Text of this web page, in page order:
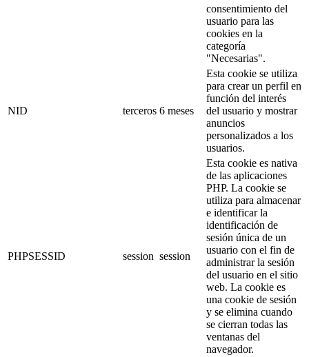
consentimiento del
usuario para las
cookies en la
categoría
"Necesarias".
NID terceros 6 meses
Esta cookie se utiliza
para crear un perfil en
función del interés
del usuario y mostrar
anuncios
personalizados a los
usuarios.
PHPSESSID session session
Esta cookie es nativa
de las aplicaciones
PHP. La cookie se
utiliza para almacenar
e identificar la
identificación de
sesión única de un
usuario con el fin de
administrar la sesión
del usuario en el sitio
web. La cookie es
una cookie de sesión
y se elimina cuando
se cierran todas las
ventanas del
navegador.